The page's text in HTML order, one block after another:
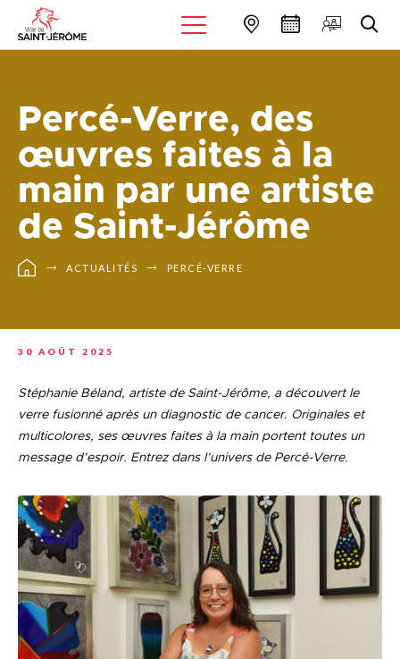
Percé-Verre, des
œuvres faites à la
main par une artiste
de Saint-Jérôme
ACTUALITÉS PERCÉ-VERRE
30 AOÛT 2025
Stéphanie Béland, artiste de Saint-Jérôme, a découvert le
verre fusionné après un diagnostic de cancer. Originales et
multicolores, ses œuvres faites à la main portent toutes un
message d’espoir. Entrez dans l’univers de Percé-Verre.